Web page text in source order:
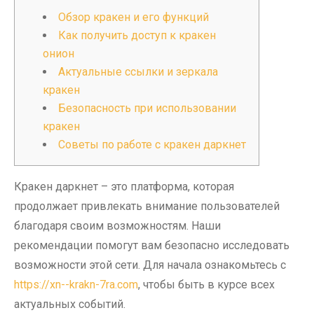
Обзор кракен и его функций
Как получить доступ к кракен
онион
Актуальные ссылки и зеркала
кракен
Безопасность при использовании
кракен
Советы по работе с кракен даркнет
Кракен даркнет – это платформа, которая
продолжает привлекать внимание пользователей
благодаря своим возможностям. Наши
рекомендации помогут вам безопасно исследовать
возможности этой сети. Для начала ознакомьтесь с
https://xn--krakn-7ra.com, чтобы быть в курсе всех
актуальных событий.